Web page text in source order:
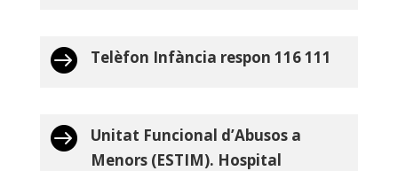
 Telèfon Infància respon 116 111

Unitat Funcional d’Abusos a
Menors (ESTIM). Hospital